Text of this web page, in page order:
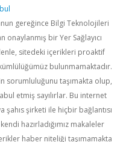
gereğince Bilgi Teknolojileri
onaylanmış bir Yer Sağlayıcı
sitedeki içerikleri proaktif
bulunmamaktadır.
sorumluluğunu taşımakta olup,
etmiş sayılırlar. Bu internet
şirketi ile hiçbir bağlantısı
hazırladığımız makaleler
haber niteliği taşımamakta